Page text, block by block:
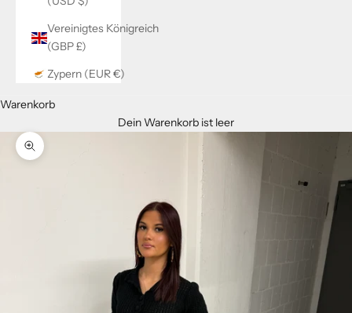
Vereinigtes Königreich
(GBP £)
Zypern (EUR €)
Warenkorb
Dein Warenkorb ist leer
Bild vergrößern